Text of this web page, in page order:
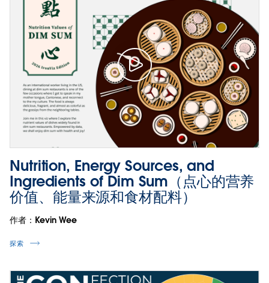
Nutrition, Energy Sources, and
Ingredients of Dim Sum（点心的营养
价值、能量来源和食材配料）
作者：Kevin Wee
探索